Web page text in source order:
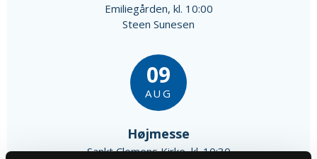
Emiliegården, kl. 10:00
Steen Sunesen
09
AUG
Højmesse
Sankt Clemens Kirke, kl. 10:30